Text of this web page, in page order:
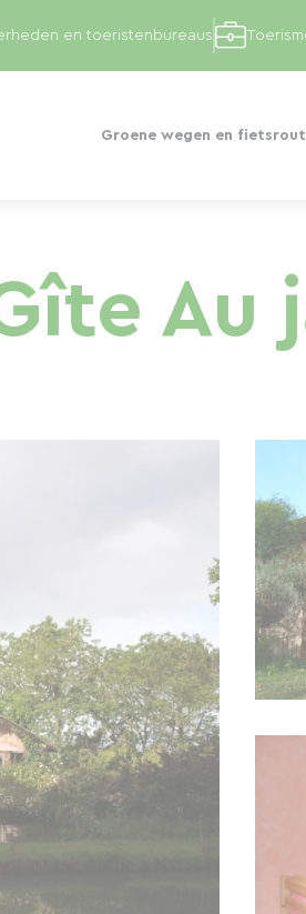
Groene wegen en
en toeristenbureaus
Au